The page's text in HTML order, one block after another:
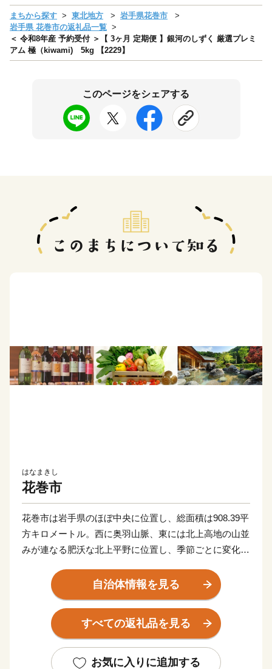
まちから探す 東北地方
岩手県花巻市
岩手県 花巻市の返礼品一覧
＜ 令和8年産 予約受付 ＞【 3ヶ月 定期便 】銀河のしずく 厳選プレミ
アム 極（kiwami) 5kg 【2229】
このページをシェアする
はなまきし
花巻市
花巻市は岩手県のほぼ中央に位置し、総面積は908.39平
方キロメートル。西に奥羽山脈、東には北上高地の山並
みが連なる肥沃な北上平野に位置し、季節ごとに変化に
市の西部には、奥羽山脈の渓谷沿いに湧き出る花巻温泉
郷があります。周辺は県立自然公園に指定され、立ちの
ぼる湯けむりと深山の緑、目の前を流れる清流が、情緒
豊かな風景を醸し出します。
を輩出するとともに、早池峰神楽や鹿踊りなどの郷土芸
自治体情報を見る
すべての返礼品を見る
お気に入りに追加する